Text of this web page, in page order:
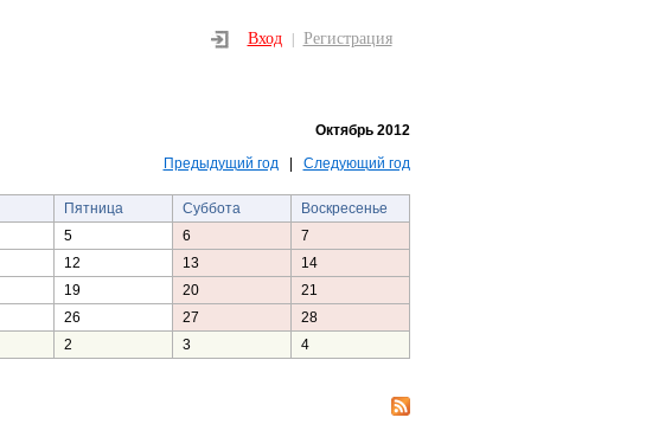
Вход Регистрация
Октябрь 2012
Предыдущий год| Следующий год
Пятница Суббота
Воскресенье
5 6
7
12 13
14
19 20
21
26 27
28
2 3 4